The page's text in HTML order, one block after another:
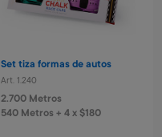
Set tiza formas de autos
Art. 1.240
2.700 Metros
540 Metros + 4 x $180